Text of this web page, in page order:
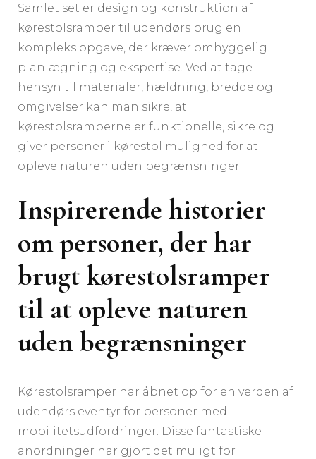
Samlet set er design og konstruktion af
kørestolsramper til udendørs brug en
kompleks opgave, der kræver omhyggelig
planlægning og ekspertise. Ved at tage
hensyn til materialer, hældning, bredde og
omgivelser kan man sikre, at
kørestolsramperne er funktionelle, sikre og
giver personer i kørestol mulighed for at
opleve naturen uden begrænsninger.
Inspirerende historier
om personer, der har
brugt kørestolsramper
til at opleve naturen
uden begrænsninger
Kørestolsramper har åbnet op for en verden af
udendørs eventyr for personer med
mobilitetsudfordringer. Disse fantastiske
anordninger har gjort det muligt for